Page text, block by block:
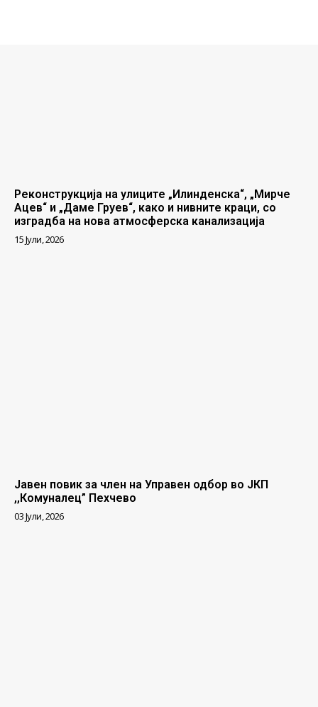
Реконструкција на улиците „Илинденска“, „Мирче
Ацев“ и „Даме Груев“, како и нивните краци, со
изградба на нова атмосферска канализација
15 Јули, 2026
Јавен повик за член на Управен одбор во ЈКП
,,Комуналец” Пехчево
03 Јули, 2026